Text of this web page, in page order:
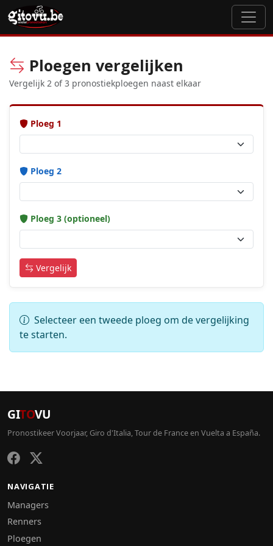
Ploegen vergelijken
Vergelijk 2 of 3 pronostiekploegen naast elkaar
Ploeg 1
Ploeg 2
Ploeg 3 (optioneel)
Vergelijk
Selecteer een tweede ploeg om de vergelijking
te starten.
GITOVU
Pronostikeer Voorjaar, Giro d'Italia, Tour de France en Vuelta a España.
NAVIGATIE
Managers
Renners
Ploegen